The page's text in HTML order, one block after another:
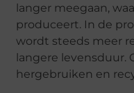
langer meegaan,
produceert. In de
wordt steeds meer
langere levensduur.
hergebruiken en